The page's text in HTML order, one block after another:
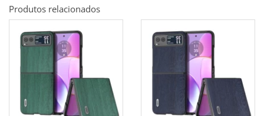
Produtos relacionados